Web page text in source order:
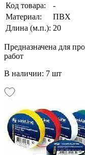
Код товара:
-
Материал:
ПВХ
Длина (м.п.): 20
Предназначена для
работ
В наличии: 7 шт